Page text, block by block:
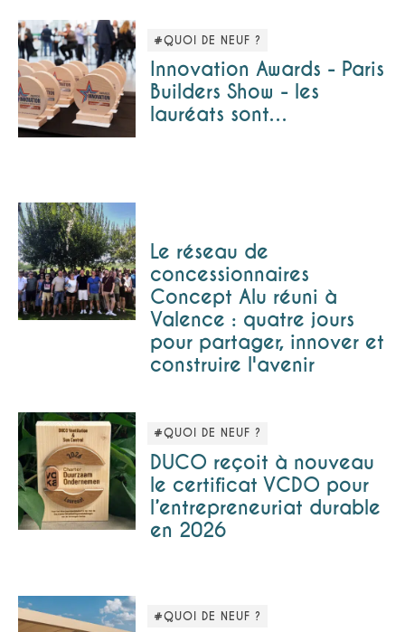
#QUOI DE NEUF ?
Innovation Awards - Paris
Builders Show - les
lauréats sont…
Le réseau de
concessionnaires
Concept Alu réuni à
Valence : quatre jours
pour partager, innover et
construire l'avenir
#QUOI DE NEUF ?
DUCO reçoit à nouveau
le certificat VCDO pour
l’entrepreneuriat durable
en 2026
#QUOI DE NEUF ?